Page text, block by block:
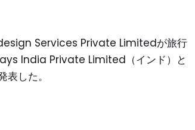
Services Private Limitedが旅行
India Private Limited（インド）と
した。